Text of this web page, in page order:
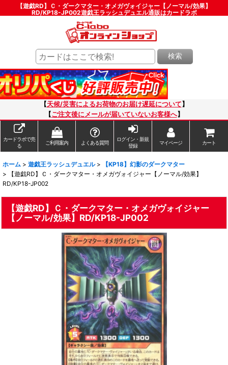
【遊戯RD】Ｃ・ダークマター・オメガヴォイジャー【ノーマル/効果】
RD/KP18-JP002遊戯王ラッシュデュエル通販はカードラボ
検索
【天候/災害によるお荷物のお届け遅延について 】
【ご注文後にメールが届いていないお客様へ】
カードラボで売
る
ご利用案内 よくある質問
ログイン・新規
登録
マイページ カート
ホーム > 遊戯王ラッシュデュエル >
【KP18】幻影のダークマター
>
【遊戯RD】Ｃ・ダークマター・オメガヴォイジャー【ノーマル/効果】
RD/KP18-JP002
【遊戯RD】Ｃ・ダークマター・オメガヴォイジャー
【ノーマル/効果】RD/KP18-JP002